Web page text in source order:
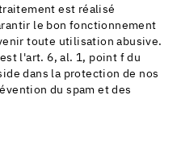
est réalisé
le bon fonctionnement
toute utilisation abusive.
l'art. 6, al. 1, point f du
dans la protection de nos
du spam et des